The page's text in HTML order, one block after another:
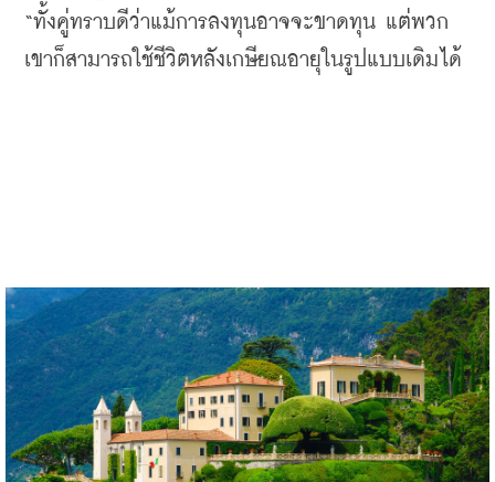
“ทั้งคู่ทราบดีว่าแม้การลงทุนอาจจะขาดทุน แต่พวก
เขาก็สามารถใช้ชีวิตหลังเกษียณอายุในรูปแบบเดิมได้